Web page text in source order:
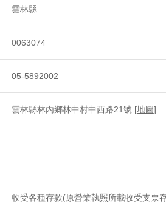
雲林縣
0063074
05-5892002
雲林縣林內鄉林中村中西路21號 [地圖]
收受各種存款(原營業執照所載收受支票